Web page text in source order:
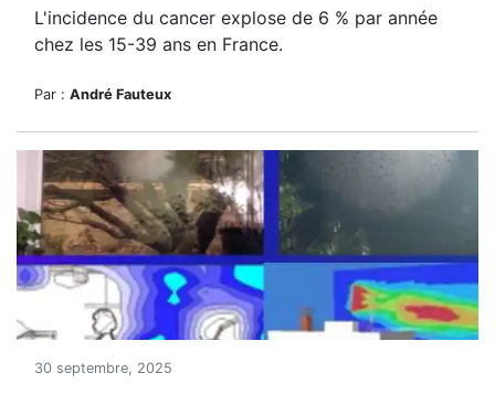
L'incidence du cancer explose de 6 % par année
chez les 15-39 ans en France.
Par : André Fauteux
30 septembre, 2025